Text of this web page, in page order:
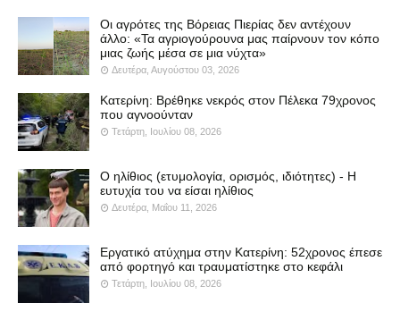
Οι αγρότες της Βόρειας Πιερίας δεν αντέχουν
άλλο: «Τα αγριογούρουνα μας παίρνουν τον κόπο
μιας ζωής μέσα σε μια νύχτα»
Δευτέρα, Αυγούστου 03, 2026
Κατερίνη: Βρέθηκε νεκρός στον Πέλεκα 79χρονος
που αγνοούνταν
Τετάρτη, Ιουλίου 08, 2026
Ο ηλίθιος (ετυμολογία, ορισμός, ιδιότητες) - Η
ευτυχία του να είσαι ηλίθιος
Δευτέρα, Μαΐου 11, 2026
Εργατικό ατύχημα στην Κατερίνη: 52χρονος έπεσε
από φορτηγό και τραυματίστηκε στο κεφάλι
Τετάρτη, Ιουλίου 08, 2026